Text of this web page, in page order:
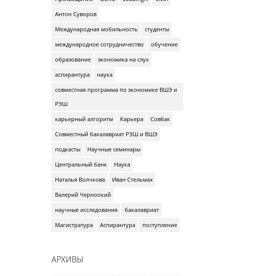
Антон Суворов
Международная мобильность
студенты
международное сотрудничество
обучение
образование
экономика на слух
аспирантура
наука
совместная программа по экономике ВШЭ и
РЭШ
карьерный алгоритм
Карьера
Совбак
Совместный бакалавриат РЭШ и ВШЭ
подкасты
Научные семинары
Центральный банк
Наука
Наталья Волчкова
Иван Стельмах
Валерий Черноокий
научные исследования
бакалавриат
Магистратура
Аспирантура поступление
АРХИВЫ